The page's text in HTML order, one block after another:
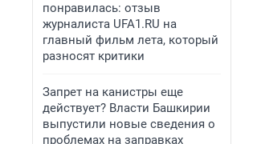
понравилась: отзыв
журналиста UFA1.RU на
главный фильм лета, который
разносят критики
Запрет на канистры еще
действует? Власти Башкирии
выпустили новые сведения о
проблемах на заправках